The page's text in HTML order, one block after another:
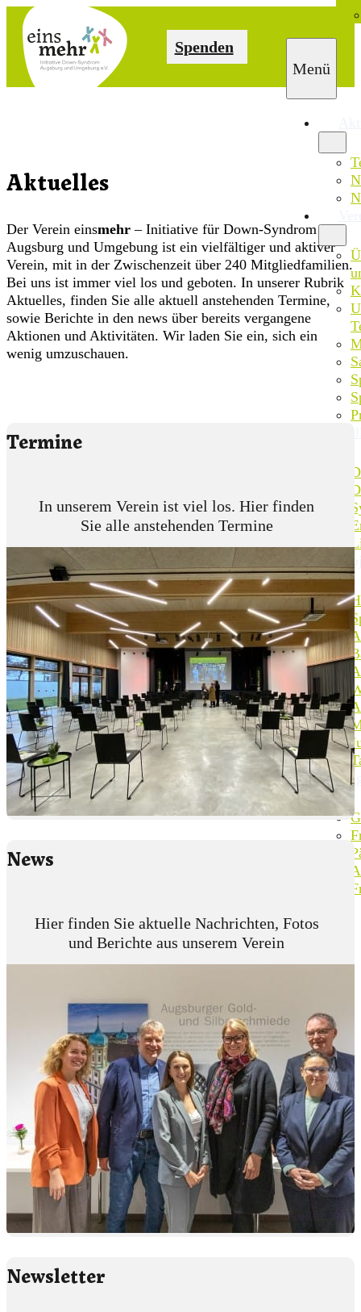
Spenden
Aktuelles
Der Verein einsmehr – Initiative für Down-Syndrom in
Augsburg und Umgebung ist ein vielfältiger und aktiver
Verein, mit in der Zwischenzeit über 240 Mitgliedfamilien.
Bei uns ist immer viel los und geboten. In unserer Rubrik
Aktuelles, finden Sie alle aktuell anstehenden Termine,
sowie Berichte in den news über bereits vergangene
Aktionen und Aktivitäten. Wir laden Sie ein, sich ein
wenig umzuschauen.
Termine
In unserem Verein ist viel los. Hier finden
Sie alle anstehenden Termine
News
Hier finden Sie aktuelle Nachrichten, Fotos
und Berichte aus unserem Verein
Newsletter